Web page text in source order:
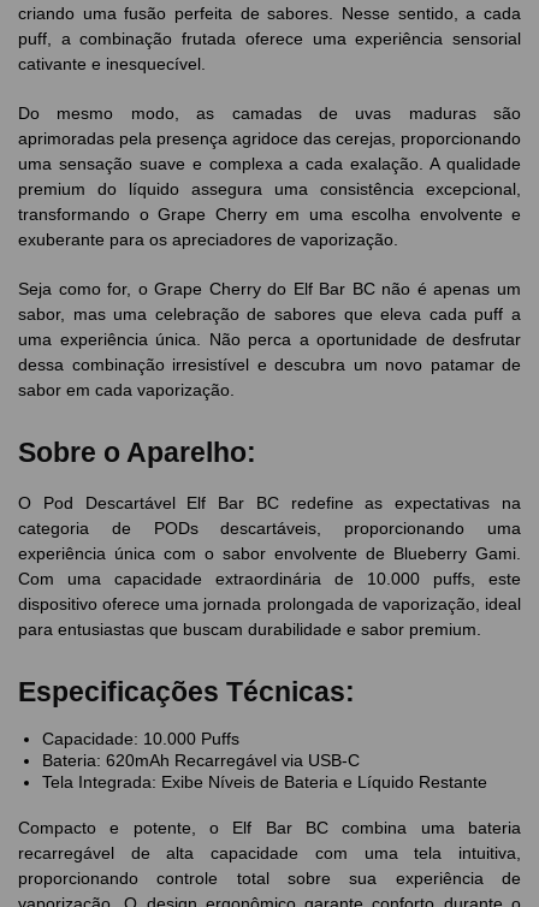
criando uma fusão perfeita de sabores. Nesse sentido, a cada
puff, a combinação frutada oferece uma experiência sensorial
cativante e inesquecível.
Do mesmo modo, as camadas de uvas maduras são
aprimoradas pela presença agridoce das cerejas, proporcionando
uma sensação suave e complexa a cada exalação. A qualidade
premium do líquido assegura uma consistência excepcional,
transformando o Grape Cherry em uma escolha envolvente e
exuberante para os apreciadores de vaporização.
Seja como for, o Grape Cherry do Elf Bar BC não é apenas um
sabor, mas uma celebração de sabores que eleva cada puff a
uma experiência única. Não perca a oportunidade de desfrutar
dessa combinação irresistível e descubra um novo patamar de
sabor em cada vaporização.
Sobre o Aparelho:
O Pod Descartável Elf Bar BC redefine as expectativas na
categoria de PODs descartáveis, proporcionando uma
experiência única com o sabor envolvente de Blueberry Gami.
Com uma capacidade extraordinária de 10.000 puffs, este
dispositivo oferece uma jornada prolongada de vaporização, ideal
para entusiastas que buscam durabilidade e sabor premium.
Especificações Técnicas:
Capacidade: 10.000 Puffs
Bateria: 620mAh Recarregável via USB-C
Tela Integrada: Exibe Níveis de Bateria e Líquido Restante
Compacto e potente, o Elf Bar BC combina uma bateria
recarregável de alta capacidade com uma tela intuitiva,
proporcionando controle total sobre sua experiência de